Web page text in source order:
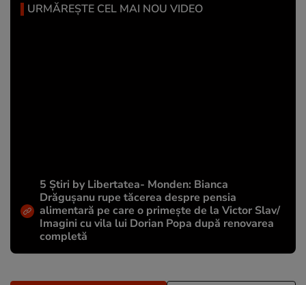
URMĂREȘTE CEL MAI NOU VIDEO
5 Știri by Libertatea- Monden: Bianca
Drăgușanu rupe tăcerea despre pensia
alimentară pe care o primește de la Victor Slav/
Imagini cu vila lui Dorian Popa după renovarea
completă